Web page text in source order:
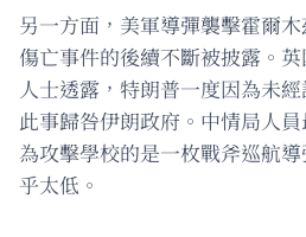
另一方面，美軍導彈襲擊霍爾
傷亡事件的後續不斷被披露。
人士透露，特朗普一度因為未
此事歸咎伊朗政府。中情局人
為攻擊學校的是一枚戰斧巡航
乎太低。